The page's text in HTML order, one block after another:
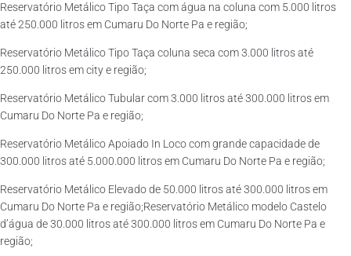
Reservatório Metálico Tipo Taça com água na coluna com 5.000 litros
até 250.000 litros em Cumaru Do Norte Pa e região;
Reservatório Metálico Tipo Taça coluna seca com 3.000 litros até
250.000 litros em city e região;
Reservatório Metálico Tubular com 3.000 litros até 300.000 litros em
Cumaru Do Norte Pa e região;
Reservatório Metálico Apoiado In Loco com grande capacidade de
300.000 litros até 5.000.000 litros em Cumaru Do Norte Pa e região;
Reservatório Metálico Elevado de 50.000 litros até 300.000 litros em
Cumaru Do Norte Pa e região;Reservatório Metálico modelo Castelo
d’água de 30.000 litros até 300.000 litros em Cumaru Do Norte Pa e
região;